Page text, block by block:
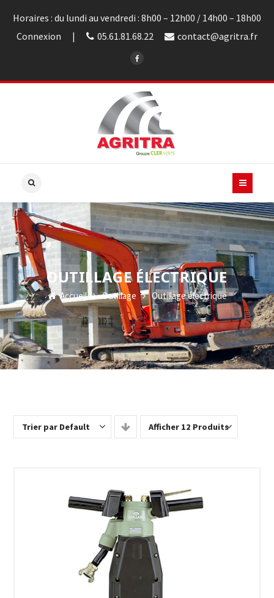
Horaires : du lundi au vendredi : 8h00 – 12h00 / 14h00 – 18h00
Connexion
05.61.81.68.22 contact@agritra.fr
OUTILLAGE ÉLECTRIQUE
Accueil Outillage Outillage électrique
Trier par Default Afficher 12 Produits
SÉLECTIONNEZ LES DATES